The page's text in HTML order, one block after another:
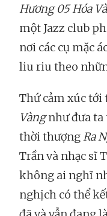
Hương 05 Hóa
một Jazz club
nơi các cụ mặc
liu riu theo
Thứ cảm xúc tới
Vàngnhư đưa ta
thời thượngRa
Trần và nhạc sĩ
không ai nghĩ
nghịch có thể